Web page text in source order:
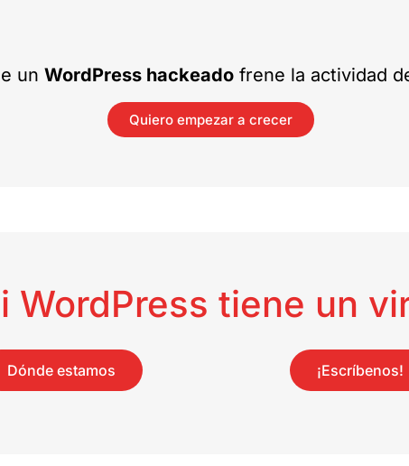
un WordPress hackeado frene la actividad
Quiero empezar a crecer
WordPress tiene un
Dónde estamos ¡Escríbenos!